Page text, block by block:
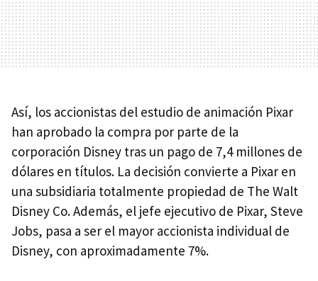
Así, los accionistas del estudio de animación Pixar
han aprobado la compra por parte de la
corporación Disney tras un pago de 7,4 millones de
dólares en títulos. La decisión convierte a Pixar en
una subsidiaria totalmente propiedad de The Walt
Disney Co. Además, el jefe ejecutivo de Pixar, Steve
Jobs, pasa a ser el mayor accionista individual de
Disney, con aproximadamente 7%.